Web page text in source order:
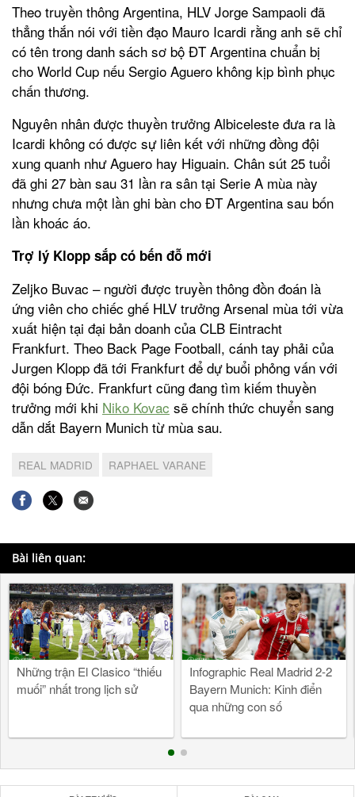
Theo truyền thông Argentina, HLV Jorge Sampaoli đã
thẳng thắn nói với tiền đạo Mauro Icardi rằng anh sẽ chỉ
có tên trong danh sách sơ bộ ĐT Argentina chuẩn bị
cho World Cup nếu Sergio Aguero không kịp bình phục
chấn thương.
Nguyên nhân được thuyền trưởng Albiceleste đưa ra là
Icardi không có được sự liên kết với những đồng đội
xung quanh như Aguero hay Higuain. Chân sút 25 tuổi
đã ghi 27 bàn sau 31 lần ra sân tại Serie A mùa này
nhưng chưa một lần ghi bàn cho ĐT Argentina sau bốn
lần khoác áo.
Trợ lý Klopp sắp có bến đỗ mới
Zeljko Buvac – người được truyền thông đồn đoán là
ứng viên cho chiếc ghế HLV trưởng Arsenal mùa tới vừa
xuất hiện tại đại bản doanh của CLB Eintracht
Frankfurt. Theo Back Page Football, cánh tay phải của
Jurgen Klopp đã tới Frankfurt để dự buổi phỏng vấn với
đội bóng Đức. Frankfurt cũng đang tìm kiếm thuyền
trưởng mới khi Niko Kovac sẽ chính thức chuyển sang
dẫn dắt Bayern Munich từ mùa sau.
REAL MADRID RAPHAEL VARANE
Bài liên quan:
Những trận El Clasico “thiếu
muối” nhất trong lịch sử
Infographic Real Madrid 2-2
Bayern Munich: Kinh điển
qua những con số